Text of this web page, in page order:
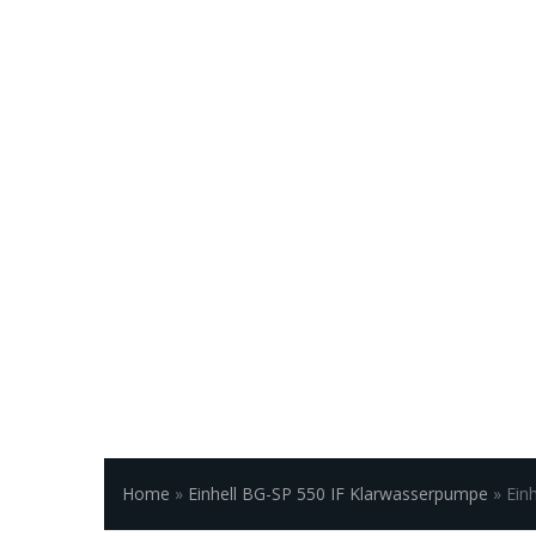
Home » Einhell BG-SP 550 IF Klarwasserpumpe »